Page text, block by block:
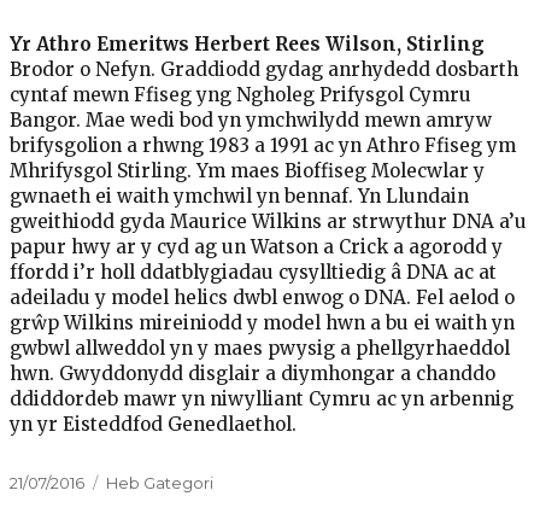
Yr Athro Emeritws Herbert Rees Wilson, Stirling
Brodor o Nefyn. Graddiodd gydag anrhydedd dosbarth
cyntaf mewn Ffiseg yng Ngholeg Prifysgol Cymru
Bangor. Mae wedi bod yn ymchwilydd mewn amryw
brifysgolion a rhwng 1983 a 1991 ac yn Athro Ffiseg ym
Mhrifysgol Stirling. Ym maes Bioffiseg Molecwlar y
gwnaeth ei waith ymchwil yn bennaf. Yn Llundain
gweithiodd gyda Maurice Wilkins ar strwythur DNA a’u
papur hwy ar y cyd ag un Watson a Crick a agorodd y
ffordd i’r holl ddatblygiadau cysylltiedig â DNA ac at
adeiladu y model helics dwbl enwog o DNA. Fel aelod o
grŵp Wilkins mireiniodd y model hwn a bu ei waith yn
gwbwl allweddol yn y maes pwysig a phellgyrhaeddol
hwn. Gwyddonydd disglair a diymhongar a chanddo
ddiddordeb mawr yn niwylliant Cymru ac yn arbennig
yn yr Eisteddfod Genedlaethol.
Cofnodwyd
21/07/2016 Categorïau
Heb Gategori